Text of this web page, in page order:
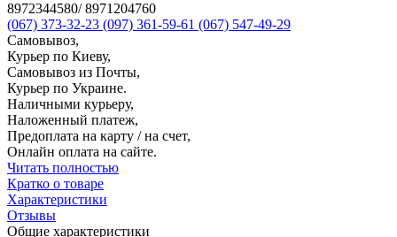
8972344580/ 8971204760
(067) 373-32-23 (097) 361-59-61 (067) 547-49-29
Самовывоз,
Курьер по Киеву,
Самовывоз из Почты,
Курьер по Украине.
Наличными курьеру,
Наложенный платеж,
Предоплата на карту / на счет,
Онлайн оплата на сайте.
Читать полностью
Кратко о товаре
Характеристики
Отзывы
Общие характеристики